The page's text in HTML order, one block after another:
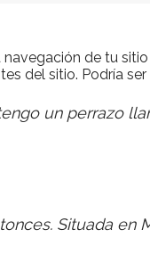
de tu
del sitio. Podría
un perrazo
Situada en